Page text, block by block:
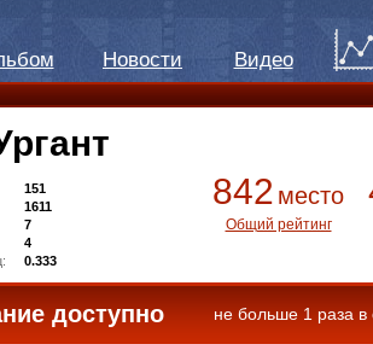
Новости Видео
842 место
Общий рейтинг
151
1611
7
4
0.333
доступно не больше 1 раза в